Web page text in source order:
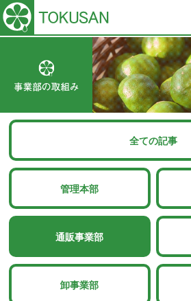
全ての記事
管理本部
通販事業部
卸事業部